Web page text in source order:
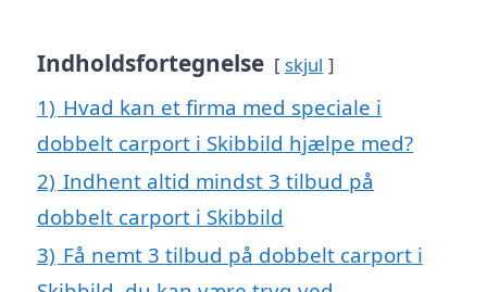
Indholdsfortegnelse skjul
1) Hvad kan et firma med speciale i
dobbelt carport i Skibbild hjælpe med?
2) Indhent altid mindst 3 tilbud på
dobbelt carport i Skibbild
3) Få nemt 3 tilbud på dobbelt carport i